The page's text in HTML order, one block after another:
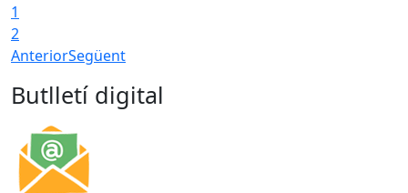
1
2
AnteriorSegüent
Butlletí digital